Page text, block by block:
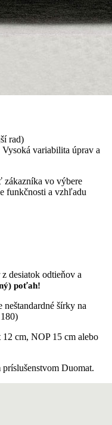
variabilita úprav a
vo výbere
funkčnosti a vzhľadu
desiatok odtieňov a
poťah!
neštandardné šírky na
cm, NOP 15 cm alebo
Duomat.